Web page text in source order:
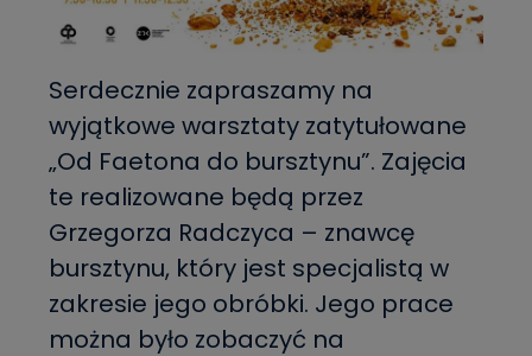
Serdecznie zapraszamy na
wyjątkowe warsztaty zatytułowane
„Od Faetona do bursztynu”. Zajęcia
te realizowane będą przez
Grzegorza Radczyca – znawcę
bursztynu, który jest specjalistą w
zakresie jego obróbki. Jego prace
można było zobaczyć na